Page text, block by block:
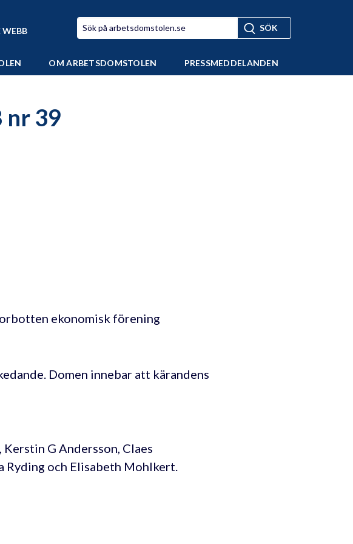
WEBB
OM ARBETSDOMSTOLEN PRESSMEDDELANDEN
nr 39
ekonomisk förening
Domen innebar att kärandens
G Andersson, Claes
Ryding och Elisabeth Mohlkert.